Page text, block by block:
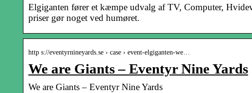
Elgiganten fører et kæmpe udvalg af TV, Computer,
priser gør noget ved humøret.
http s://eventyrnineyards.se › case › event-elgiganten-we…
We are Giants – Eventyr Nine Yards
We are Giants – Eventyr Nine Yards